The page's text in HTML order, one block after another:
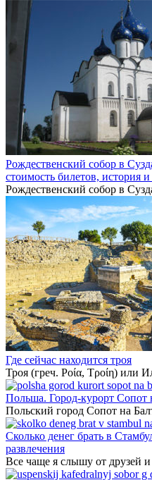
Рождественский собор в
стоимость билетов, история
Рождественский собор в
Где сейчас находится троя
Троя (греч. Ροία, Τροίη) или
Польша. Город-курорт Сопот
Польский город Сопот на
Сколько денег брать в
развлечения
Все чаще я слышу от друзей